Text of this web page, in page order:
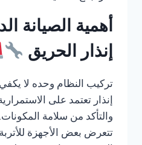
أهمية الصيانة
إنذار الحريق
تركيب النظام وحده لا
إنذار تعتمد على
والتأكد من سلامة
تتعرض بعض الأجهزة للأتربة